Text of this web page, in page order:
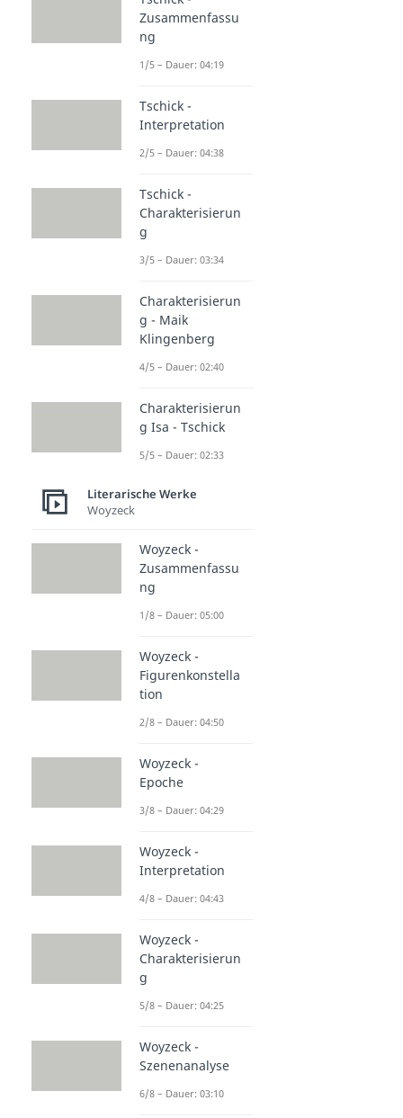
Zusammenfassu
ng
1/5 – Dauer: 04:19
Tschick -
Interpretation
2/5 – Dauer: 04:38
Tschick -
Charakterisierun
g
3/5 – Dauer: 03:34
Charakterisierun
g - Maik
Klingenberg
4/5 – Dauer: 02:40
Charakterisierun
g Isa - Tschick
5/5 – Dauer: 02:33
Literarische Werke
Woyzeck
Woyzeck -
Zusammenfassu
ng
1/8 – Dauer: 05:00
Woyzeck -
Figurenkonstella
tion
2/8 – Dauer: 04:50
Woyzeck -
Epoche
3/8 – Dauer: 04:29
Woyzeck -
Interpretation
4/8 – Dauer: 04:43
Woyzeck -
Charakterisierun
g
5/8 – Dauer: 04:25
Woyzeck -
Szenenanalyse
6/8 – Dauer: 03:10